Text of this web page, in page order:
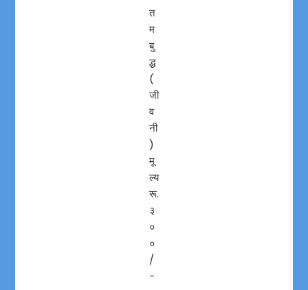
त
म
बु
द्ध
(
जी
व
नी
)
मू
ल्य
रू.
३
०
०
/
-